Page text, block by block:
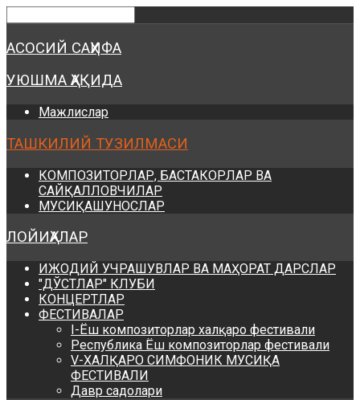
АСОСИЙ САҲИФА
УЮШМА ҲАҚИДА
Мажлислар
ТАШКИЛИЙ ТУЗИЛМАСИ
КОМПОЗИТОРЛАР, БАСТАКОРЛАР ВА
САЙҚАЛЛОВЧИЛАР
МУСИҚАШУНОСЛАР
ЛОЙИҲАЛАР
ИЖОДИЙ УЧРАШУВЛАР ВА МАҲОРАТ ДАРСЛАР
"ДЎСТЛАР" КЛУБИ
КОНЦЕРТЛАР
ФЕСТИВАЛАР
I-Ёш композиторлар халқаро фестивали
Республика Ёш композиторлар фестивали
V-ХАЛҚАРО СИМФОНИК МУСИҚА
ФЕСТИВАЛИ
Давр садолари
Предыдущий
год
Предыдущий
месяц
Следующий
год
Следующий
месяц